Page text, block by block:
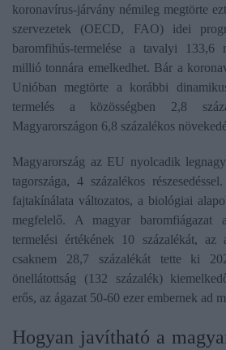
koronavírus-járvány némileg megtörte
szervezetek (OECD, FAO) idei
baromfihús-termelése a tavalyi
millió tonnára emelkedhet. Bár a
Unióban megtörte a korábbi
termelés a közösségben 2,8
Magyarországon 6,8 százalékos
Magyarország az EU nyolcadik
tagországa, 4 százalékos
fajtakínálata változatos, a biológiai
megfelelő. A magyar baromfiágazat
termelési értékének 10 százalékát, az
csaknem 28,7 százalékát tette ki
önellátottság (132 százalék)
erős, az ágazat 50-60 ezer embernek ad
​Hogyan javítható a